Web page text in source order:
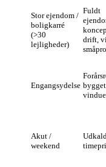
Stor ejendom /
boligkarré
(>30
lejligheder)
Fuldt
drift,
Engangsydelse
Akut /
weekend